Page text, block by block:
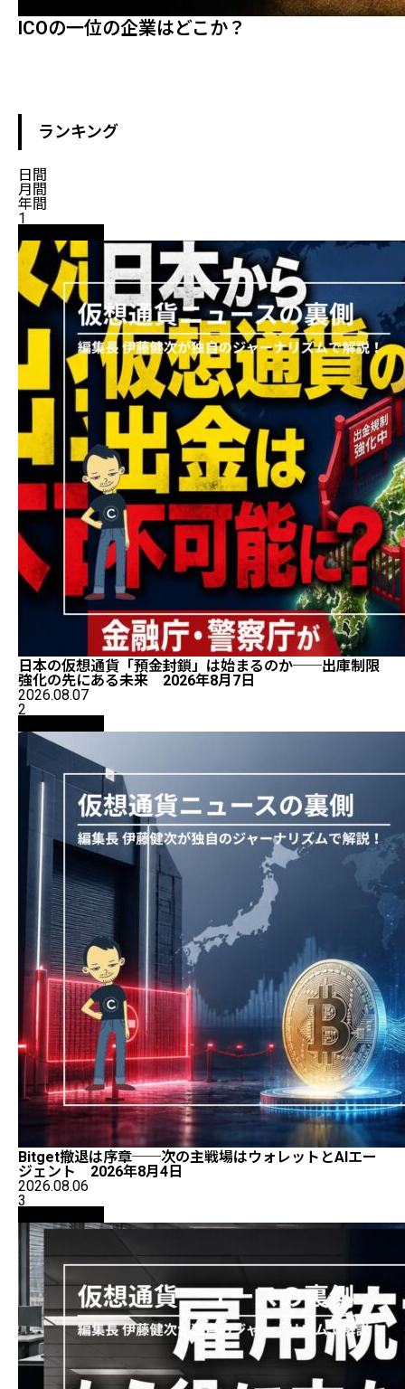
ICOの一位の企業はどこか？
ランキング
日間
月間
年間
1
日本の仮想通貨「預金封鎖」は始まるのか──出庫制限
強化の先にある未来 2026年8月7日
2026.08.07
2
Bitget撤退は序章──次の主戦場はウォレットとAIエー
ジェント 2026年8月4日
2026.08.06
3